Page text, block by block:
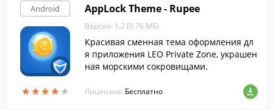
Android
★★★★ ★
★★★★ ★
AppLock Theme - Rupee
Версия: 1.2 (0.76 МБ)
Красивая сменная тема оформления дл
я приложения LEO Private Zone, украшен
ная морскими сокровищами.
Лицензия: Бесплатно